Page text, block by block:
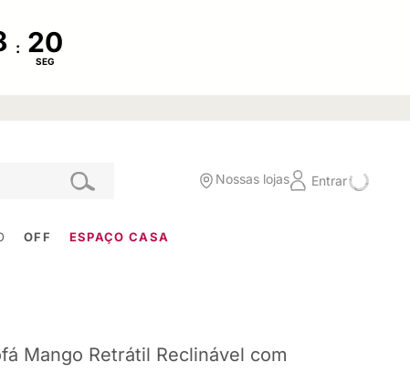
:
SEG
Nossas lojas Entrar
OFF ESPAÇO CASA
Mango Retrátil Reclinável com